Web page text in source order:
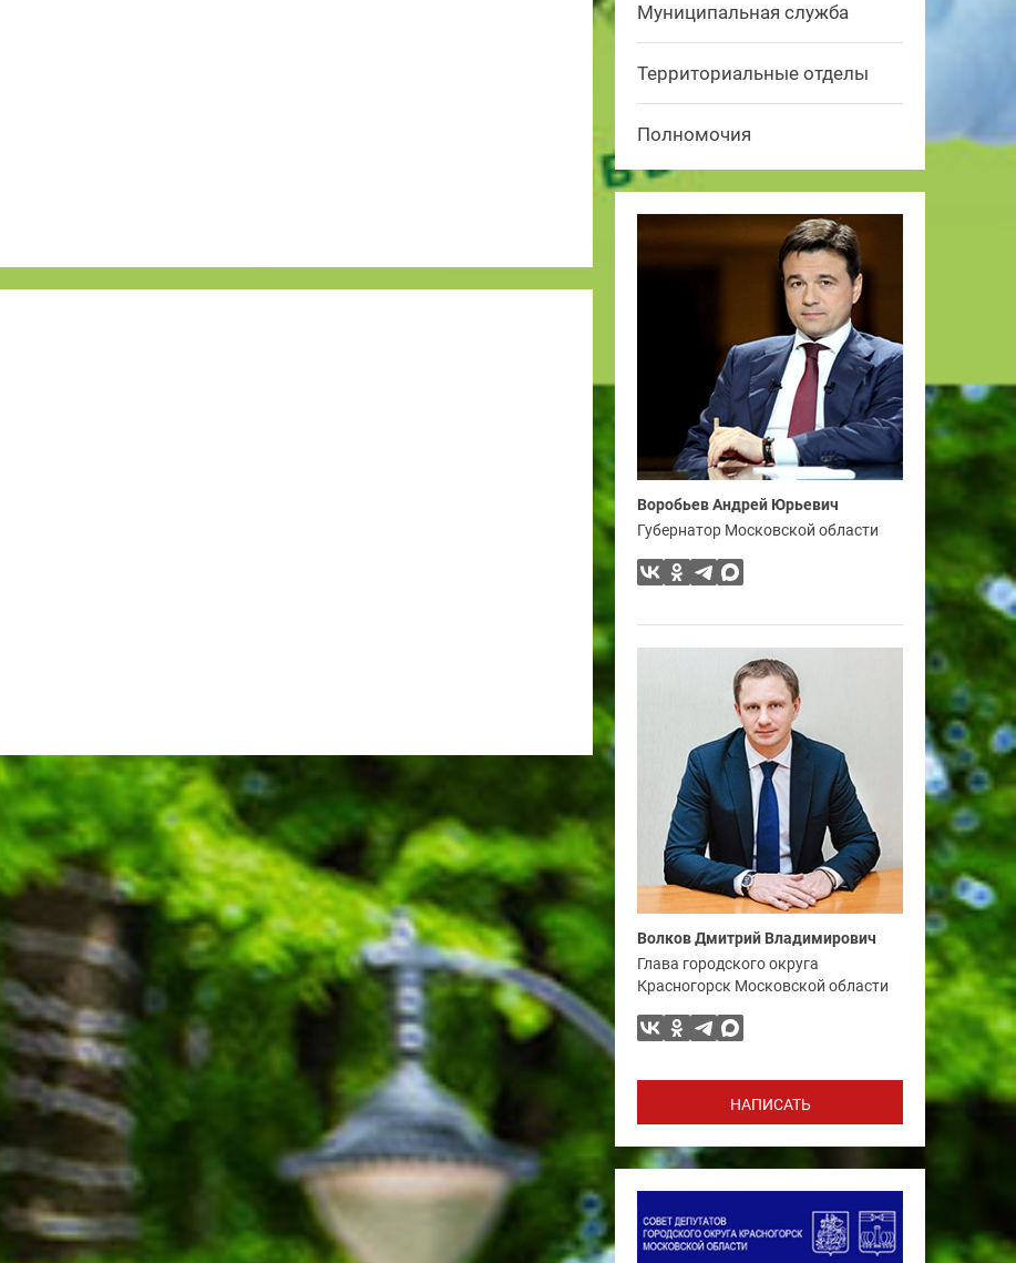
Муниципальная служба
Территориальные отделы
Полномочия
Воробьев Андрей Юрьевич
Губернатор Московской области
Волков Дмитрий Владимирович
Глава городского округа
Красногорск Московской области
НАПИСАТЬ